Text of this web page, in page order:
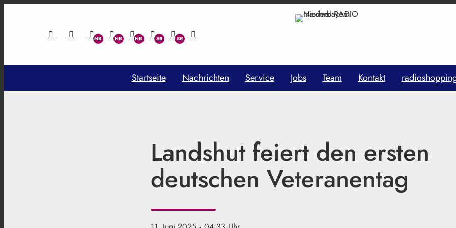
Startseite Nachrichten Service Jobs Team Kontakt
Landshut feiert den ersten
deutschen Veteranentag